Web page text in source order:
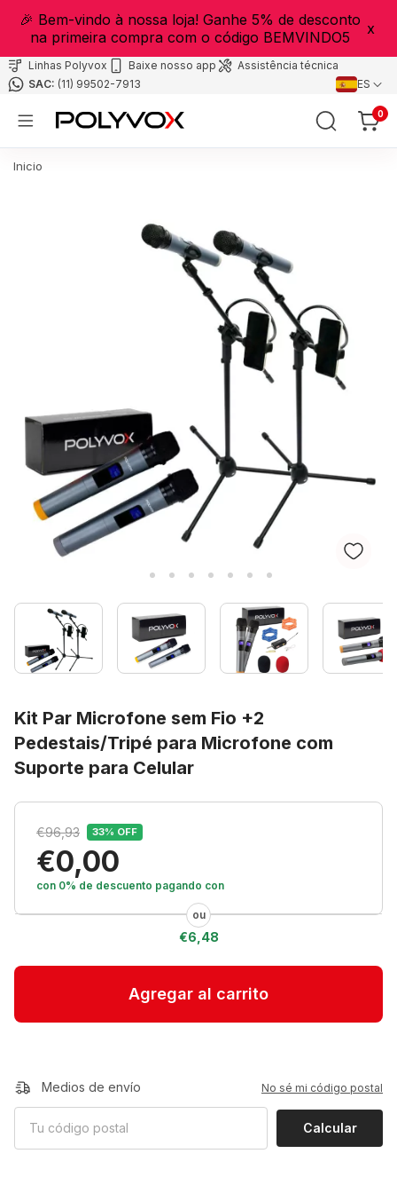
🎉 Bem-vindo à nossa loja! Ganhe 5% de desconto
na primeira compra com o código BEMVINDO5
x
Linhas Polyvox Baixe nosso app
Assistência técnica
(11) 99502-7913
ES
0
Inicio
Kit Par Microfone sem Fio +2
Pedestais/Tripé para Microfone com
Suporte para Celular
33% OFF
€96,93
€0,00
con 0% de descuento pagando con
€6,48
Medios de envío
Calcular
No sé mi código postal